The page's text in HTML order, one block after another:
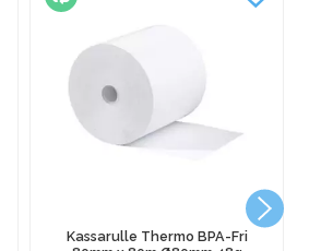
Kassarulle Thermo BPA-Fri